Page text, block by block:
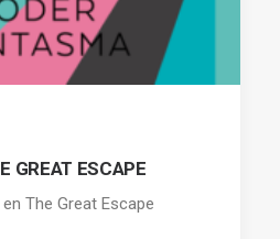
GREAT ESCAPE
The Great Escape